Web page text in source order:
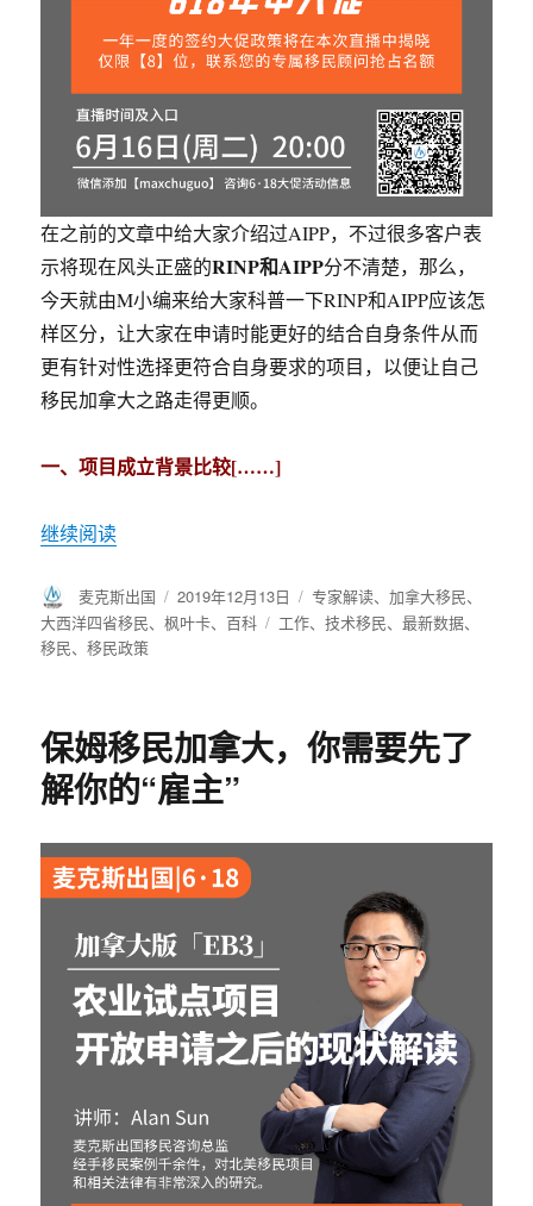
在之前的文章中给大家介绍过AIPP，不过很多客户表
示将现在风头正盛的RINP和AIPP分不清楚，那么，
今天就由M小编来给大家科普一下RINP和AIPP应该怎
样区分，让大家在申请时能更好的结合自身条件从而
更有针对性选择更符合自身要求的项目，以便让自己
移民加拿大之路走得更顺。
一、项目成立背景比较[……]
继续阅读
作
者
麦克斯出国
发
布
2019年12月13日
分
类
专家解读、加拿大移民、
大西洋四省移民、枫叶卡、百科
标
工作、技术移民、最新数据、
移民、移民政策
保姆移民加拿大，你需要先了
解你的“雇主”